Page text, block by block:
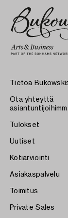
Tietoa
Ota yhteyttä
Tulokset
Uutiset
Kotiarviointi
Asiakaspalvelu
Toimitus
Private Sales